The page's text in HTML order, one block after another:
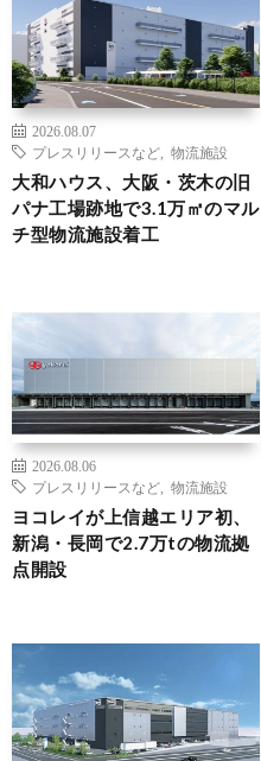
2026.08.07
プレスリリースなど
物流施設
大和ハウス、大阪・茨木の旧
パナ工場跡地で3.1万㎡のマル
チ型物流施設着工
2026.08.06
プレスリリースなど
物流施設
ヨコレイが上信越エリア初、
新潟・長岡で2.7万tの物流拠
点開設